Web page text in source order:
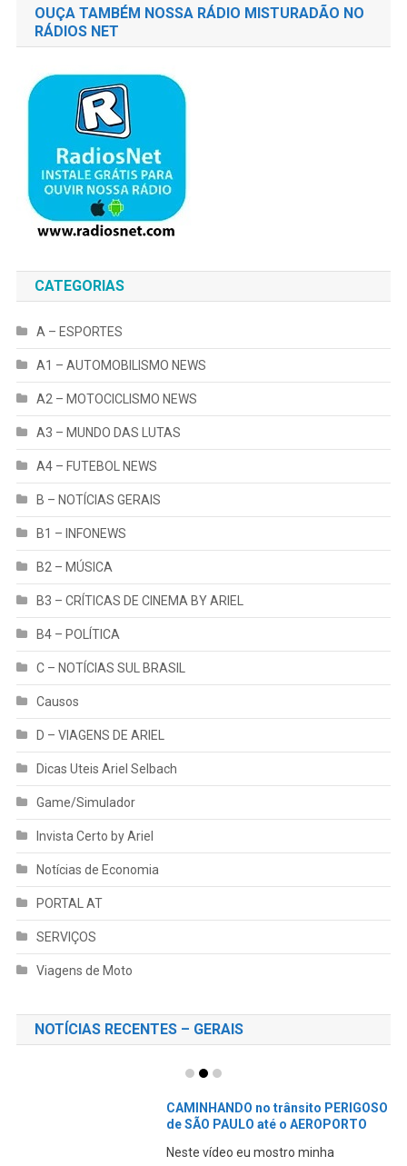
OUÇA TAMBÉM NOSSA RÁDIO MISTURADÃO NO
RÁDIOS NET
CATEGORIAS
A – ESPORTES
A1 – AUTOMOBILISMO NEWS
A2 – MOTOCICLISMO NEWS
A3 – MUNDO DAS LUTAS
A4 – FUTEBOL NEWS
B – NOTÍCIAS GERAIS
B1 – INFONEWS
B2 – MÚSICA
B3 – CRÍTICAS DE CINEMA BY ARIEL
B4 – POLÍTICA
C – NOTÍCIAS SUL BRASIL
Causos
D – VIAGENS DE ARIEL
Dicas Uteis Ariel Selbach
Game/Simulador
Invista Certo by Ariel
Notícias de Economia
PORTAL AT
SERVIÇOS
Viagens de Moto
NOTÍCIAS RECENTES – GERAIS
CAMINHANDO no trânsito PERIGOSO
de SÃO PAULO até o AEROPORTO
Neste vídeo eu mostro minha